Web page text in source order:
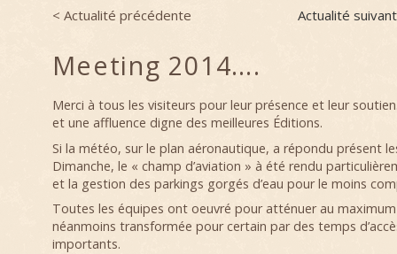
Post navigation
Actualité
< Actualité précédente
Meeting 2014….
Merci à tous les visiteurs pour leur présence et leur
et une affluence digne des meilleures Éditions.
Si la météo, sur le plan aéronautique, a répondu présent
Dimanche, le « champ d’aviation » à été rendu
et la gestion des parkings gorgés d’eau pour le moins
Toutes les équipes ont oeuvré pour atténuer au
néanmoins transformée pour certain par des temps
importants.